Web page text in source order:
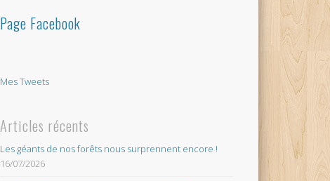
Page Facebook
Mes Tweets
Articles récents
Les géants de nos forêts nous surprennent encore !
16/07/2026